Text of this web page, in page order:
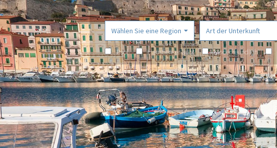
Wählen Sie eine Region Art der Unterkunft
Pool Haustiere erlaubt Kinderfreundlich